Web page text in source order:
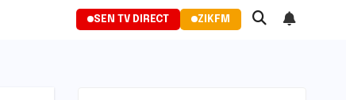
SEN TV DIRECT ZIKFM